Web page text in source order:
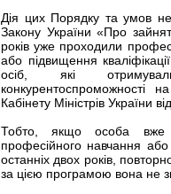
Дія цих Порядку та умов
Закону України «Про
років уже проходили
або підвищення
осіб, які
конкурентоспроможності
Кабінету Міністрів України
Тобто, якщо особа вже
професійного навчання
останніх двох років,
за цією програмою вона не